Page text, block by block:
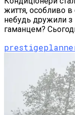
життя, особливо в
небудь дружили
гаманцем?